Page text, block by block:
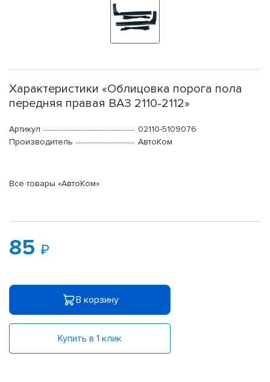
Характеристики «Облицовка порога пола
передняя правая ВАЗ 2110-2112»
Артикул
02110-5109076
Производитель
АвтоКом
Все товары «АвтоКом»
85
В корзину
Купить в 1 клик